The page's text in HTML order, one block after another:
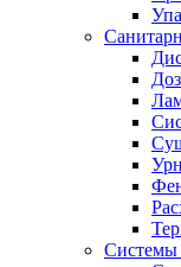
Системы